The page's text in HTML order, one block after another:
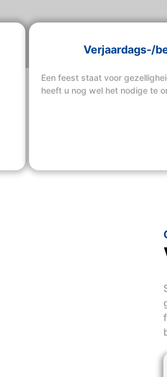
Verjaardags-/
Een feest staat voor
heeft u nog wel het nodige te